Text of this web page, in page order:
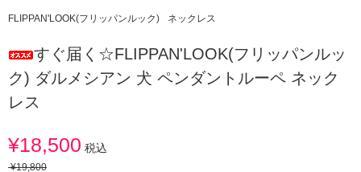
FLIPPAN'LOOK(フリッパンルック) ネックレス
すぐ届く☆FLIPPAN'LOOK(フリッパンルッ
ク) ダルメシアン 犬 ペンダントルーペ ネック
レス
¥18,500 税込
¥19,800